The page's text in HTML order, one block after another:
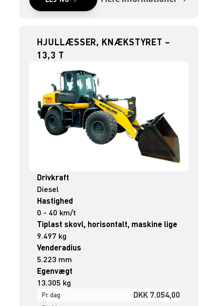
HJULLÆSSER, KNÆKSTYRET –
13,3 T
Drivkraft
Diesel
Hastighed
0 - 40 km/t
Tiplast skovl, horisontalt, maskine lige
9.497 kg
Venderadius
5.223 mm
Egenvægt
13.305 kg
Pr. dag DKK 7.054,00